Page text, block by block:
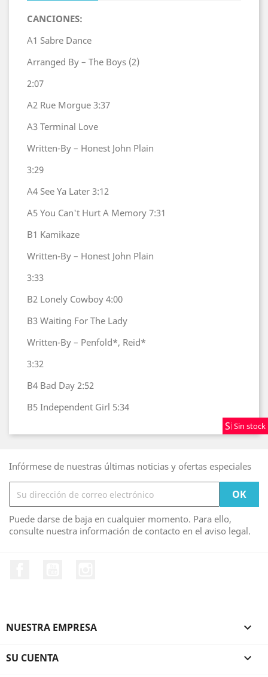
Sin stock
Sin stock
Sin stock
CANCIONES:
A1 Sabre Dance
Arranged By – The Boys (2)
2:07
A2 Rue Morgue 3:37
A3 Terminal Love
Written-By – Honest John Plain
3:29
A4 See Ya Later 3:12
A5 You Can't Hurt A Memory 7:31
B1 Kamikaze
Written-By – Honest John Plain
3:33
B2 Lonely Cowboy 4:00
B3 Waiting For The Lady
Written-By – Penfold*, Reid*
3:32
B4 Bad Day 2:52
B5 Independent Girl 5:34
Infórmese de nuestras últimas noticias y ofertas especiales
Puede darse de baja en cualquier momento. Para ello,
consulte nuestra información de contacto en el aviso legal.
NUESTRA EMPRESA 
SU CUENTA 